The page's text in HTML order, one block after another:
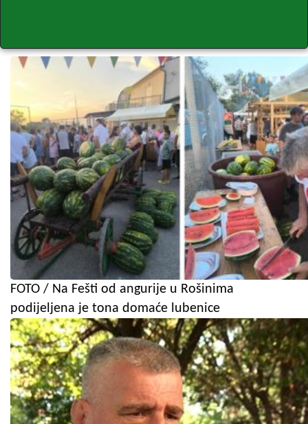
FOTO / Na Fešti od angurije u Rošinima
podijeljena je tona domaće lubenice